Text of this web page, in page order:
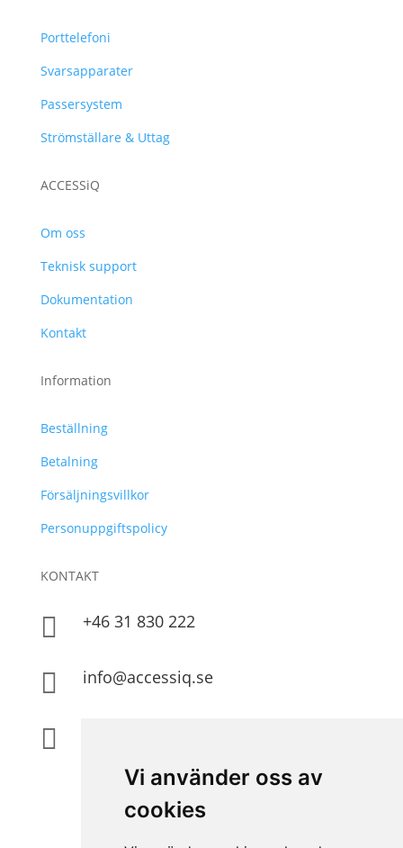
Vi använder oss av
cookies
Porttelefoni
Svarsapparater
Passersystem
Strömställare & Uttag
ACCESSiQ
Om oss
Teknisk support
Dokumentation
Kontakt
Information
Beställning
Betalning
Försäljningsvillkor
Personuppgiftspolicy
KONTAKT
 +46 31 830 222
 info@accessiq.se
